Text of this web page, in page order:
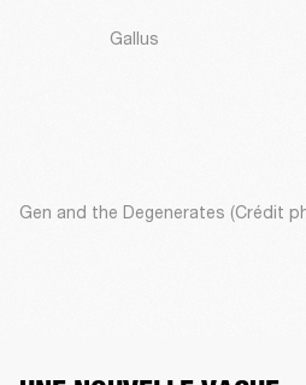
Gallus
Gen and the Degenerates (Crédit